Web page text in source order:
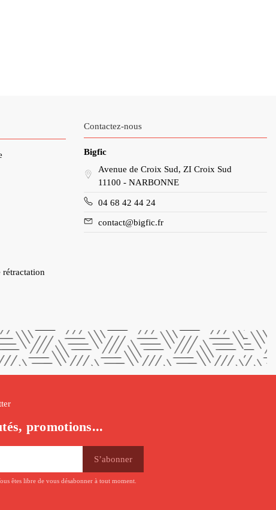
Contactez-nous
Bigfic
Avenue de Croix Sud, ZI Croix Sud
11100 - NARBONNE
04 68 42 44 24
contact@bigfic.fr
promotions...
êtes libre de vous désabonner à tout moment.